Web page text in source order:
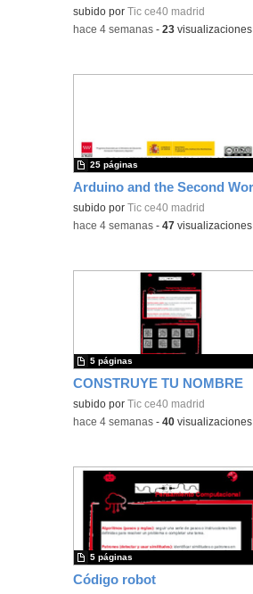
subido por Tic ce40 madrid
-hace 4 semanas -23 visualizaciones
subido por Tic ce40 madrid
25 páginas
-hace 4 semanas -47 visualizaciones
CONSTRUYE TU NOMBRE
subido por Tic ce40 madrid
5 páginas
-hace 4 semanas -40 visualizaciones
Código robot
5 páginas